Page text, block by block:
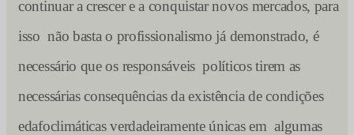
continuar a crescer e a conquistar novos mercados, para
isso não basta o profissionalismo já demonstrado, é
necessário que os responsáveis políticos tirem as
necessárias consequências da existência de condições
edafoclimáticas verdadeiramente únicas em algumas